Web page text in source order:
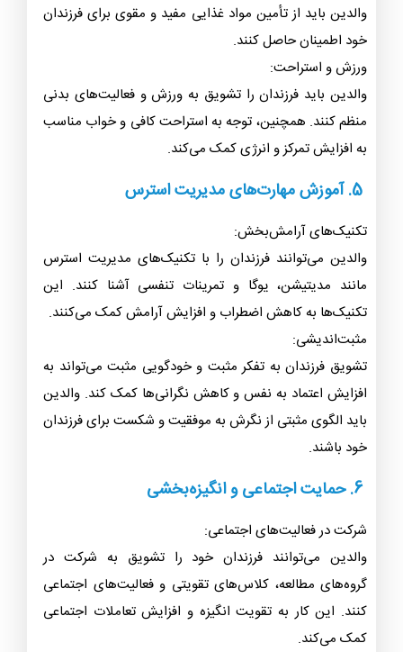
والدین باید از تأمین مواد غذایی مفید و مقوی برای فرزندان
خود اطمینان حاصل کنند.
ورزش و استراحت:
والدین باید فرزندان را تشویق به ورزش و فعالیت‌های بدنی
منظم کنند. همچنین، توجه به استراحت کافی و خواب مناسب
به افزایش تمرکز و انرژی کمک می‌کند.
تکنیک‌های آرامش‌بخش:
والدین می‌توانند فرزندان را با تکنیک‌های مدیریت استرس
مانند مدیتیشن، یوگا و تمرینات تنفسی آشنا کنند. این
تکنیک‌ها به کاهش اضطراب و افزایش آرامش کمک می‌کنند.
مثبت‌اندیشی:
تشویق فرزندان به تفکر مثبت و خودگویی مثبت می‌تواند به
افزایش اعتماد به نفس و کاهش نگرانی‌ها کمک کند. والدین
باید الگوی مثبتی از نگرش به موفقیت و شکست برای فرزندان
خود باشند.
6. حمایت اجتماعی و انگیزه‌بخشی
شرکت در فعالیت‌های اجتماعی:
والدین می‌توانند فرزندان خود را تشویق به شرکت در
گروه‌های مطالعه، کلاس‌های تقویتی و فعالیت‌های اجتماعی
کنند. این کار به تقویت انگیزه و افزایش تعاملات اجتماعی
کمک می‌کند.